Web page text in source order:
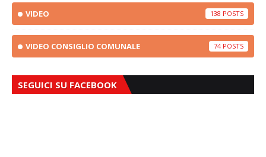
VIDEO 138
VIDEO CONSIGLIO COMUNALE 74
SEGUICI SU FACEBOOK